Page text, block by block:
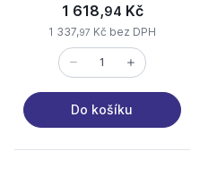
1 618,94 Kč
1 337,97 Kč bez DPH
Do košíku